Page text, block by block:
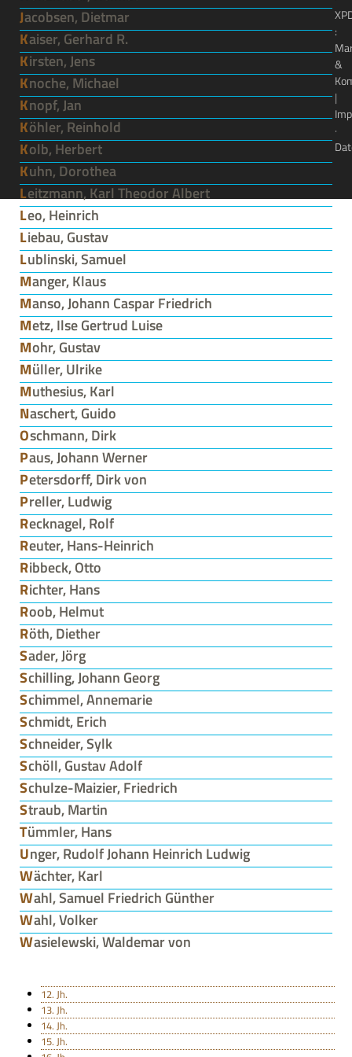
Jacobsen, Dietmar
Kaiser, Gerhard R.
Kirsten, Jens
Knoche, Michael
Knopf, Jan
Köhler, Reinhold
Kolb, Herbert
Kuhn, Dorothea
Leitzmann, Karl Theodor Albert
Leo, Heinrich
Liebau, Gustav
Lublinski, Samuel
Manger, Klaus
Manso, Johann Caspar Friedrich
Metz, Ilse Gertrud Luise
Mohr, Gustav
Müller, Ulrike
Muthesius, Karl
Naschert, Guido
Oschmann, Dirk
Paus, Johann Werner
Petersdorff, Dirk von
Preller, Ludwig
Recknagel, Rolf
Reuter, Hans-Heinrich
Ribbeck, Otto
Richter, Hans
Roob, Helmut
Röth, Diether
Sader, Jörg
Schilling, Johann Georg
Schimmel, Annemarie
Schmidt, Erich
Schneider, Sylk
Schöll, Gustav Adolf
Schulze-Maizier, Friedrich
Straub, Martin
Tümmler, Hans
Unger, Rudolf Johann Heinrich Ludwig
Wächter, Karl
Wahl, Samuel Friedrich Günther
Wahl, Volker
Wasielewski, Waldemar von
12. Jh.
13. Jh.
14. Jh.
15. Jh.
:
&
|
·